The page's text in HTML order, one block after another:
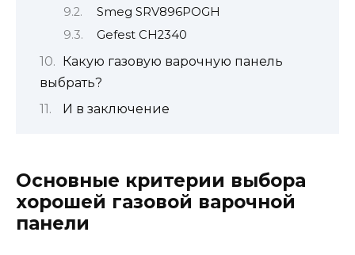
Smeg SRV896POGH
Gefest CH2340
Какую газовую варочную панель
выбрать?
И в заключение
Основные критерии выбора
хорошей газовой варочной
панели